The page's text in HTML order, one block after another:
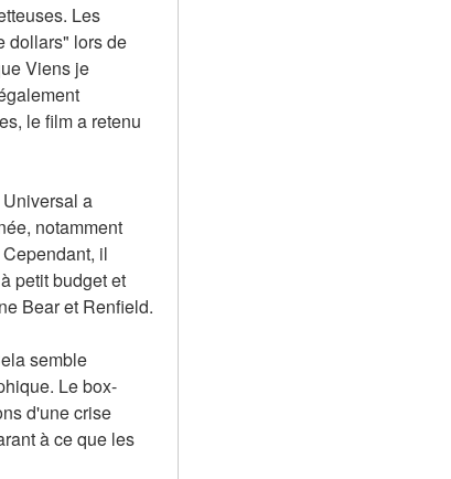
Les
dollars" lors de
Viens je
le film a retenu
a
notamment
il
petit budget et
Bear et Renfield.
semble
Le box-
d'une crise
à ce que les